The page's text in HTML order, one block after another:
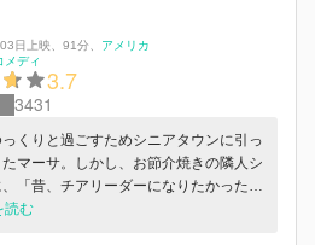
日上映 91分
アメリカ
メディ
3.7
3431
くりと過ごすためシニアタウンに引っ
マーサ。しかし、お節介焼きの隣人シ
、「昔、チアリーダーになりたかった
したところ、「夢を叶えるのは今から
読む